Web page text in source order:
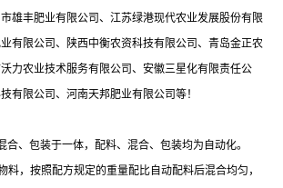
雄丰肥业有限公司、江苏绿港现代农业发展股份有限
有限公司、陕西中衡农资科技有限公司、青岛金正农
力农业技术服务有限公司、安徽三星化有限责任公
有限公司、河南天邦肥业有限公司等！
、包装于一体，配料、混合、包装均为自动化。
，按照配方规定的重量配比自动配料后混合均匀，